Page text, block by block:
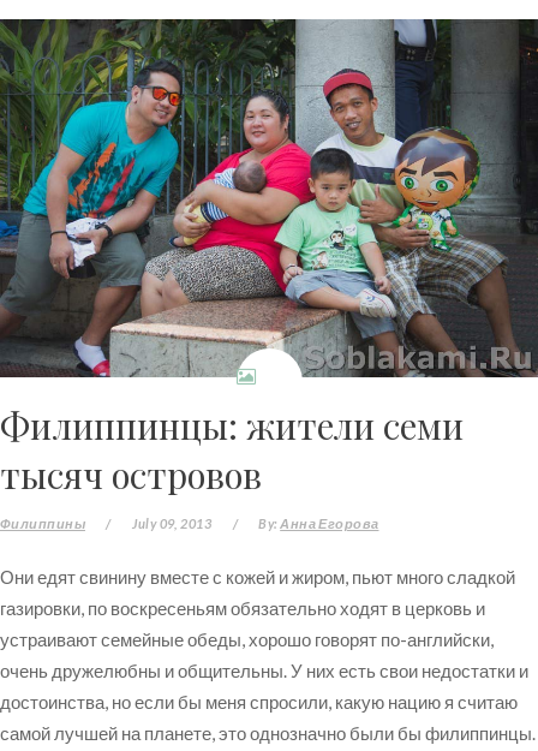
Филиппинцы: жители семи
тысяч островов
Филиппины / July 09, 2013 / By:Анна Егорова
Они едят свинину вместе с кожей и жиром, пьют много сладкой
газировки, по воскресеньям обязательно ходят в церковь и
устраивают семейные обеды, хорошо говорят по-английски,
очень дружелюбны и общительны. У них есть свои недостатки и
достоинства, но если бы меня спросили, какую нацию я считаю
самой лучшей на планете, это однозначно были бы филиппинцы.